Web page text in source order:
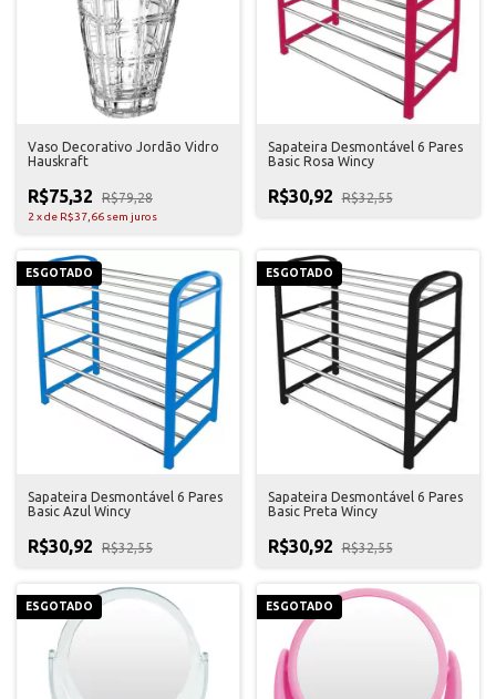
Vaso Decorativo Jordão Vidro
Hauskraft
R$75,32 R$79,28
2 xde R$37,66 sem juros
Sapateira Desmontável 6 Pares
Basic Rosa Wincy
R$30,92 R$32,55
ESGOTADO
Sapateira Desmontável 6 Pares
Basic Azul Wincy
R$30,92 R$32,55
ESGOTADO
Sapateira Desmontável 6 Pares
Basic Preta Wincy
R$30,92 R$32,55
ESGOTADO ESGOTADO